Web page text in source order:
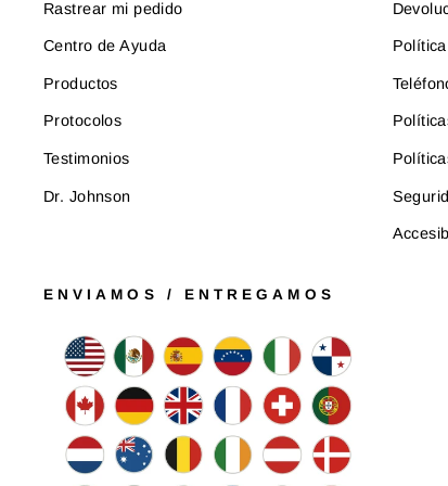
Rastrear mi pedido
Centro de Ayuda
Productos
Protocolos
Testimonios
Dr. Johnson
ENVIAMOS / ENTREGAMOS